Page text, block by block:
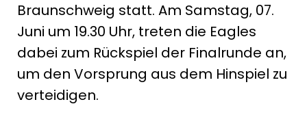
Braunschweig statt. Am Samstag, 07.
Juni um 19.30 Uhr, treten die Eagles
dabei zum Rückspiel der Finalrunde an,
um den Vorsprung aus dem Hinspiel zu
verteidigen.